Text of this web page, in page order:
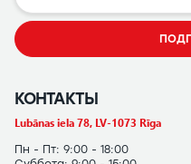
КОНТАКТЫ
Lubānas iela 78, LV-1073 Rīga
Пн - Пт: 9:00 - 18:00